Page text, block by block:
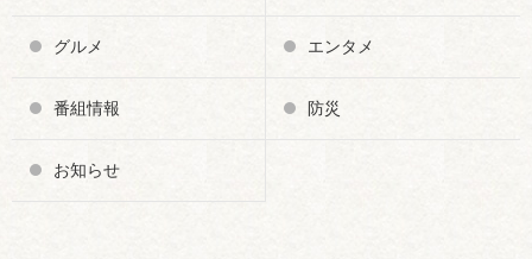
グルメ エンタメ
番組情報 防災
お知らせ